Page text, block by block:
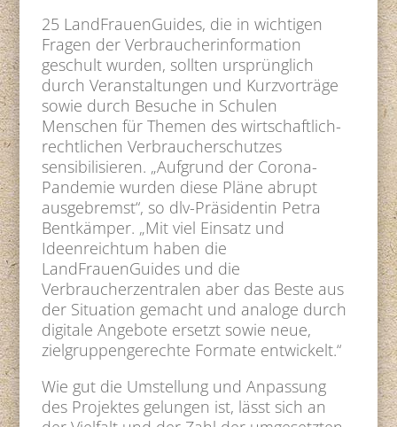
25 LandFrauenGuides, die in wichtigen
Fragen der Verbraucherinformation
geschult wurden, sollten ursprünglich
durch Veranstaltungen und Kurzvorträge
sowie durch Besuche in Schulen
Menschen für Themen des wirtschaftlich-
rechtlichen Verbraucherschutzes
sensibilisieren. „Aufgrund der Corona-
Pandemie wurden diese Pläne abrupt
ausgebremst“, so dlv-Präsidentin Petra
Bentkämper. „Mit viel Einsatz und
Ideenreichtum haben die
LandFrauenGuides und die
Verbraucherzentralen aber das Beste aus
der Situation gemacht und analoge durch
digitale Angebote ersetzt sowie neue,
zielgruppengerechte Formate entwickelt.“
Wie gut die Umstellung und Anpassung
des Projektes gelungen ist, lässt sich an